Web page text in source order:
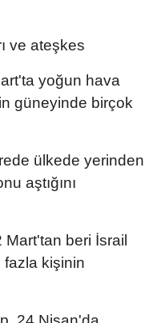
ve ateşkes
yoğun hava
güneyinde birçok
ülkede yerinden
aştığını
Mart'tan beri İsrail
fazla kişinin